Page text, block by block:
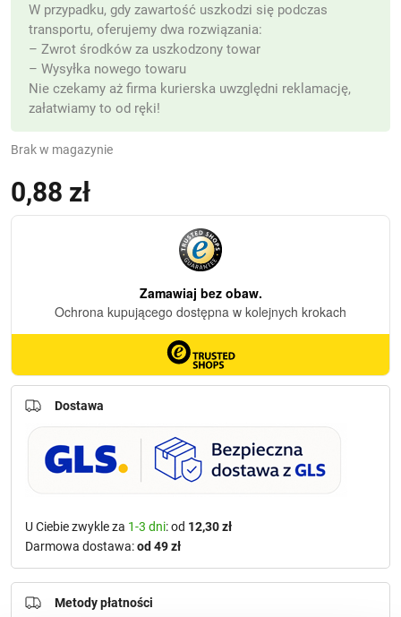
0,88 zł
Brak w magazynie
W przypadku, gdy zawartość uszkodzi się podczas
transportu, oferujemy dwa rozwiązania:
– Zwrot środków za uszkodzony towar
– Wysyłka nowego towaru
Nie czekamy aż firma kurierska uwzględni reklamację,
załatwiamy to od ręki!
Dostawa
U Ciebie zwykle za 1-3 dni: od 12,30 zł
Darmowa dostawa:od 49 zł
Metody płatności